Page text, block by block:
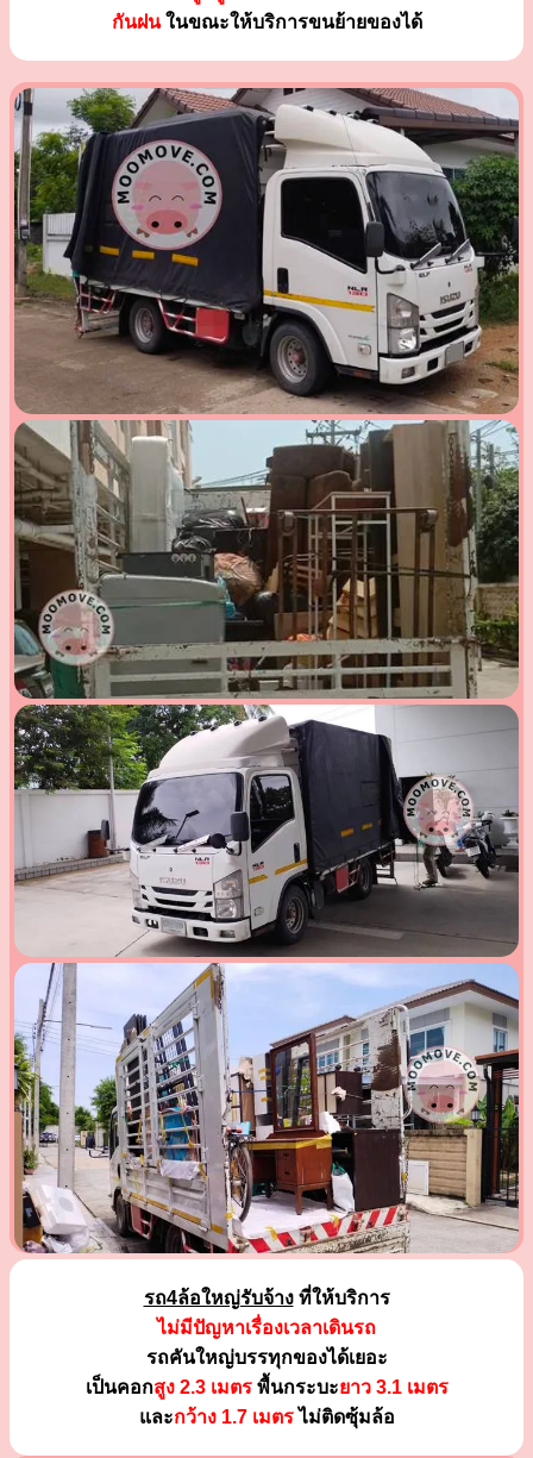
กันฝนในขณะให้บริการขนย้ายของได้
รถ4ล้อใหญ่รับจ้างที่ให้บริการ
ไม่มีปัญหาเรื่องเวลาเดินรถ
รถคันใหญ่บรรทุกของได้เยอะ
เป็นคอกสูง 2.3 เมตรพื้นกระบะยาว 3.1 เมตร
และกว้าง 1.7 เมตรไม่ติดซุ้มล้อ